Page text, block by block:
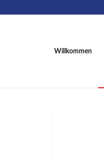
Willkommen